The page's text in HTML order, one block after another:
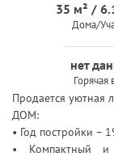
35 м² /
Дома/
нет
Горячая
Продается уютная
ДОМ:
• Год постройки –
• Компактный